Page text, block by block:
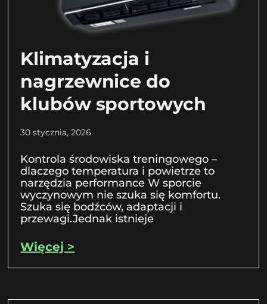
Klimatyzacja i
nagrzewnice do
klubów sportowych
30 stycznia, 2026
Kontrola środowiska treningowego –
dlaczego temperatura i powietrze to
narzędzia performance W sporcie
wyczynowym nie szuka się komfortu.
Szuka się bodźców, adaptacji i
przewagi.Jednak istnieje
Więcej >